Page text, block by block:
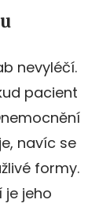
nevyléčí.
pacient
navíc se
formy.
je jeho